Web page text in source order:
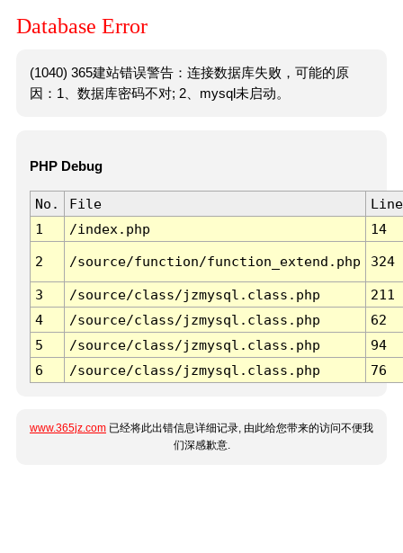
Database Error
(1040) 365建站错误警告：连接数据库失败，可能的原
因：1、数据库密码不对; 2、mysql未启动。
PHP Debug
No. File
Line
1
/index.php 14
2 /source/function/function_extend.php 324
3 /source/class/jzmysql.class.php
211
4
/source/class/jzmysql.class.php
62
5
/source/class/jzmysql.class.php
94
6
/source/class/jzmysql.class.php 76
www.365jz.com 已经将此出错信息详细记录, 由此给您带来的访问不便我
们深感歉意.